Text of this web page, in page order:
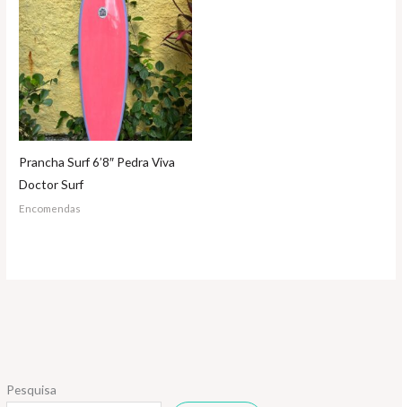
Pesquisa
Prancha Surf 6’8″ Pedra Viva
Doctor Surf
Encomendas